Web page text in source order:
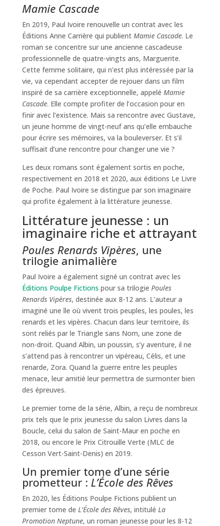
Mamie Cascade
En 2019, Paul Ivoire renouvelle un contrat avec les
Éditions Anne Carrière qui publient Mamie Cascade. Le
roman se concentre sur une ancienne cascadeuse
professionnelle de quatre-vingts ans, Marguerite.
Cette femme solitaire, qui n’est plus intéressée par la
vie, va cependant accepter de rejouer dans un film
inspiré de sa carrière exceptionnelle, appelé Mamie
Cascade. Elle compte profiter de l’occasion pour en
finir avec l’existence. Mais sa rencontre avec Gustave,
un jeune homme de vingt-neuf ans qu’elle embauche
pour écrire ses mémoires, va la bouleverser. Et s’il
suffisait d’une rencontre pour changer une vie ?
Les deux romans sont également sortis en poche,
respectivement en 2018 et 2020, aux éditions Le Livre
de Poche. Paul Ivoire se distingue par son imaginaire
qui profite également à la littérature jeunesse.
Littérature jeunesse : un
imaginaire riche et attrayant
Poules Renards Vipères, une
trilogie animalière
Paul Ivoire a également signé un contrat avec les
Éditions Poulpe Fictions pour sa trilogie Poules
Renards Vipères, destinée aux 8-12 ans. L’auteur a
imaginé une île où vivent trois peuples, les poules, les
renards et les vipères. Chacun dans leur territoire, ils
sont reliés par le Triangle sans Nom, une zone de
non-droit. Quand Albin, un poussin, s’y aventure, il ne
s’attend pas à rencontrer un vipéreau, Célis, et une
renarde, Zora. Quand la guerre entre les peuples
menace, leur amitié leur permettra de surmonter bien
des épreuves.
Le premier tome de la série, Albin, a reçu de nombreux
prix tels que le prix jeunesse du salon Livres dans la
Boucle, celui du salon de Saint-Maur en poche en
2018, ou encore le Prix Citrouille Verte (MLC de
Cesson Vert-Saint-Denis) en 2019.
Un premier tome d’une série
prometteur : L’École des Rêves
En 2020, les Éditions Poulpe Fictions publient un
premier tome de L’École des Rêves, intitulé La
Promotion Neptune, un roman jeunesse pour les 8-12